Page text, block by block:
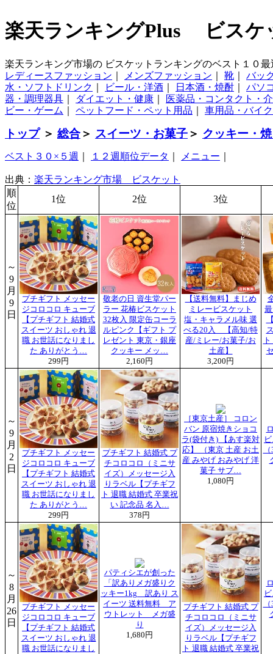
楽天ランキングPlus ビスケ
楽天ランキング市場の ビスケットランキングのベスト１０
レディースファッション
メンズファッション 靴
バッ
水・ソフトドリンク
ビール・洋酒 日本酒・焼酎
パソ
器・調理器具
ダイエット・健康
医薬品・コンタクト・
ビー・ゲーム
ペットフード・ペット用品 車用品・バイ
トップ＞ 総合＞ スイーツ・お菓子＞ クッキー・
ベスト３０×５週 １２週順位データ メニュー
出典： 楽天ランキング市場 ビスケット
順
位
1位 2位 3位
～
9
月
9
日
プチギフト メッセー
ジコロコロ キューブ
【プチギフト 結婚式
スイーツ おしゃれ 退
職 お世話になりまし
た ありがとう…
299円
敬老の日 資生堂パー
ラー 花椿ビスケット
32枚入 限定缶コーラ
ルピンク【ギフト プ
レゼント 東京・銀座
クッキー メッ…
2,160円
【送料無料】まじめ
ミレービスケット
塩・キャラメル味 選
べる20入 【高知/特
産/ミレー/お菓子/お
土産】
3,200円
～
9
月
2
日
プチギフト メッセー
ジコロコロ キューブ
【プチギフト 結婚式
スイーツ おしゃれ 退
職 お世話になりまし
た ありがとう…
299円
プチギフト 結婚式 プ
チコロコロ（ミニサ
イズ）メッセージ入
りラベル【プチギフ
ト 退職 結婚式 卒業祝
い 記念品 名入…
378円
［東京土産］ コロン
バン 原宿焼きショコ
ラ(袋付き) 【あす楽対
応】 （東京 土産 お土
産 みやげ おみやげ 洋
菓子 サブ…
1,080円
～
8
月
26
日
プチギフト メッセー
ジコロコロ キューブ
【プチギフト 結婚式
スイーツ おしゃれ 退
職 お世話になりまし
パティシエが創った
「訳ありメガ盛りク
ッキー1kg 訳あり ス
イーツ 送料無料 ア
ウトレット メガ盛
り
1,680円
プチギフト 結婚式 プ
チコロコロ（ミニサ
イズ）メッセージ入
りラベル【プチギフ
ト 退職 結婚式 卒業祝